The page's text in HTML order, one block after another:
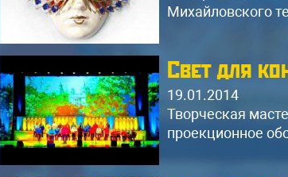
Аренда звука мощностью
6кВт
Данный комплект звука подходит для
дискотеки, свадьбы, банкета,
концерта (до 150-200 человек)
6 колонок JBL SRX700
3 усилителя Yamaha
Михайловского
Свет для
19.01.2014
Творческая
проекционное